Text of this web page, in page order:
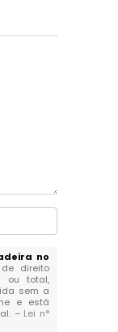
no
direito
ou total,
sem a
e está
– Lei n°